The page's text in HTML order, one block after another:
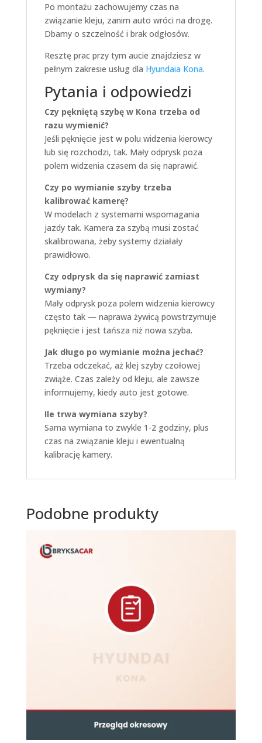
Po montażu zachowujemy czas na
związanie kleju, zanim auto wróci na drogę.
Dbamy o szczelność i brak odgłosów.
Resztę prac przy tym aucie znajdziesz w
pełnym zakresie usług dla Hyundaia Kona.
Pytania i odpowiedzi
Czy pękniętą szybę w Kona trzeba od
razu wymienić?
Jeśli pęknięcie jest w polu widzenia kierowcy
lub się rozchodzi, tak. Mały odprysk poza
polem widzenia czasem da się naprawić.
Czy po wymianie szyby trzeba
kalibrować kamerę?
W modelach z systemami wspomagania
jazdy tak. Kamera za szybą musi zostać
skalibrowana, żeby systemy działały
prawidłowo.
Czy odprysk da się naprawić zamiast
wymiany?
Mały odprysk poza polem widzenia kierowcy
często tak — naprawa żywicą powstrzymuje
pęknięcie i jest tańsza niż nowa szyba.
Jak długo po wymianie można jechać?
Trzeba odczekać, aż klej szyby czołowej
zwiąże. Czas zależy od kleju, ale zawsze
informujemy, kiedy auto jest gotowe.
Ile trwa wymiana szyby?
Sama wymiana to zwykle 1-2 godziny, plus
czas na związanie kleju i ewentualną
kalibrację kamery.
Podobne produkty